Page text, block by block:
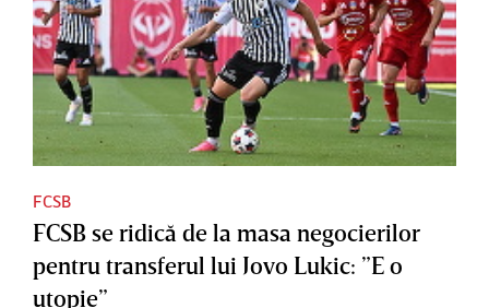
FCSB
FCSB se ridică de la masa negocierilor
pentru transferul lui Jovo Lukic: ”E o
utopie”